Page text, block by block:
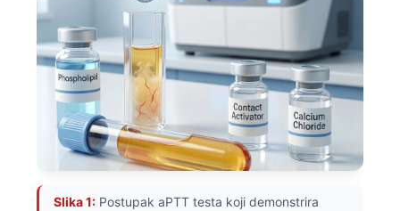
Slika 1: Postupak aPTT testa koji demonstrira